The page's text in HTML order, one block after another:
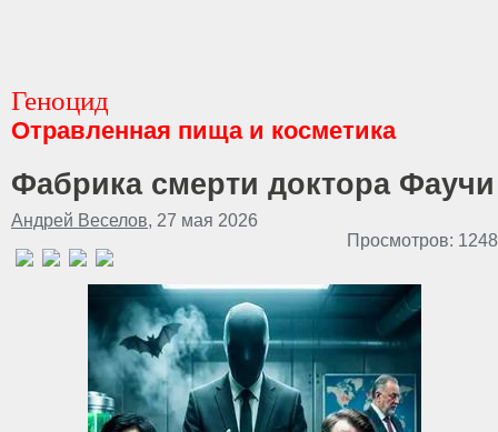
Геноцид
Отравленная пища и косметика
Фабрика смерти доктора Фаучи
Андрей Веселов, 27 мая 2026
Просмотров: 1248